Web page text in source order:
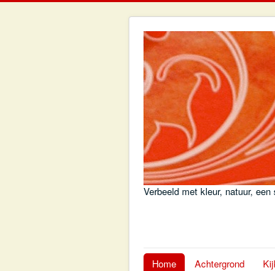
Verbeeld met kleur, natuur,
Home Achtergrond